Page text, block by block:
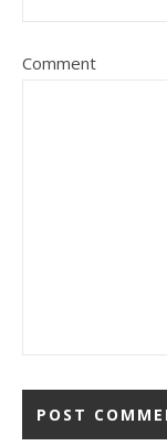
Comment